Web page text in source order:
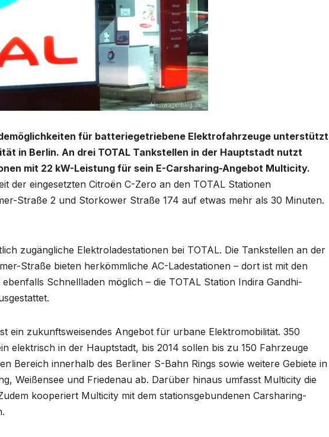
für batteriegetriebene Elektrofahrzeuge unterstützt
in Berlin. An drei TOTAL Tankstellen in der Hauptstadt nutzt
mit 22 kW-Leistung für sein E-Carsharing-Angebot Multicity.
der eingesetzten Citroën C-Zero an den TOTAL Stationen
Straße 2 und Storkower Straße 174 auf etwas mehr als 30 Minuten.
zugängliche Elektroladestationen bei TOTAL. Die Tankstellen an der
Straße bieten herkömmliche AC-Ladestationen – dort ist mit den
Schnellladen möglich – die TOTAL Station Indira Gandhi-
ein zukunftsweisendes Angebot für urbane Elektromobilität. 350
elektrisch in der Hauptstadt, bis 2014 sollen bis zu 150 Fahrzeuge
Bereich innerhalb des Berliner S-Bahn Rings sowie weitere Gebiete in
Weißensee und Friedenau ab. Darüber hinaus umfasst Multicity die
kooperiert Multicity mit dem stationsgebundenen Carsharing-